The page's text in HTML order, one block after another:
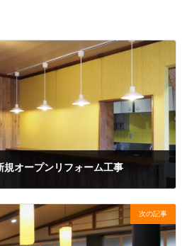
オープンリフォーム工事
次の記事